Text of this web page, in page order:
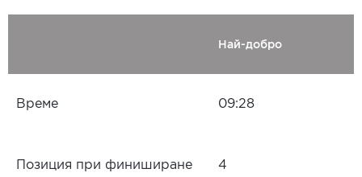
Най-добро
Време 09:28
Позиция при финиширане 4